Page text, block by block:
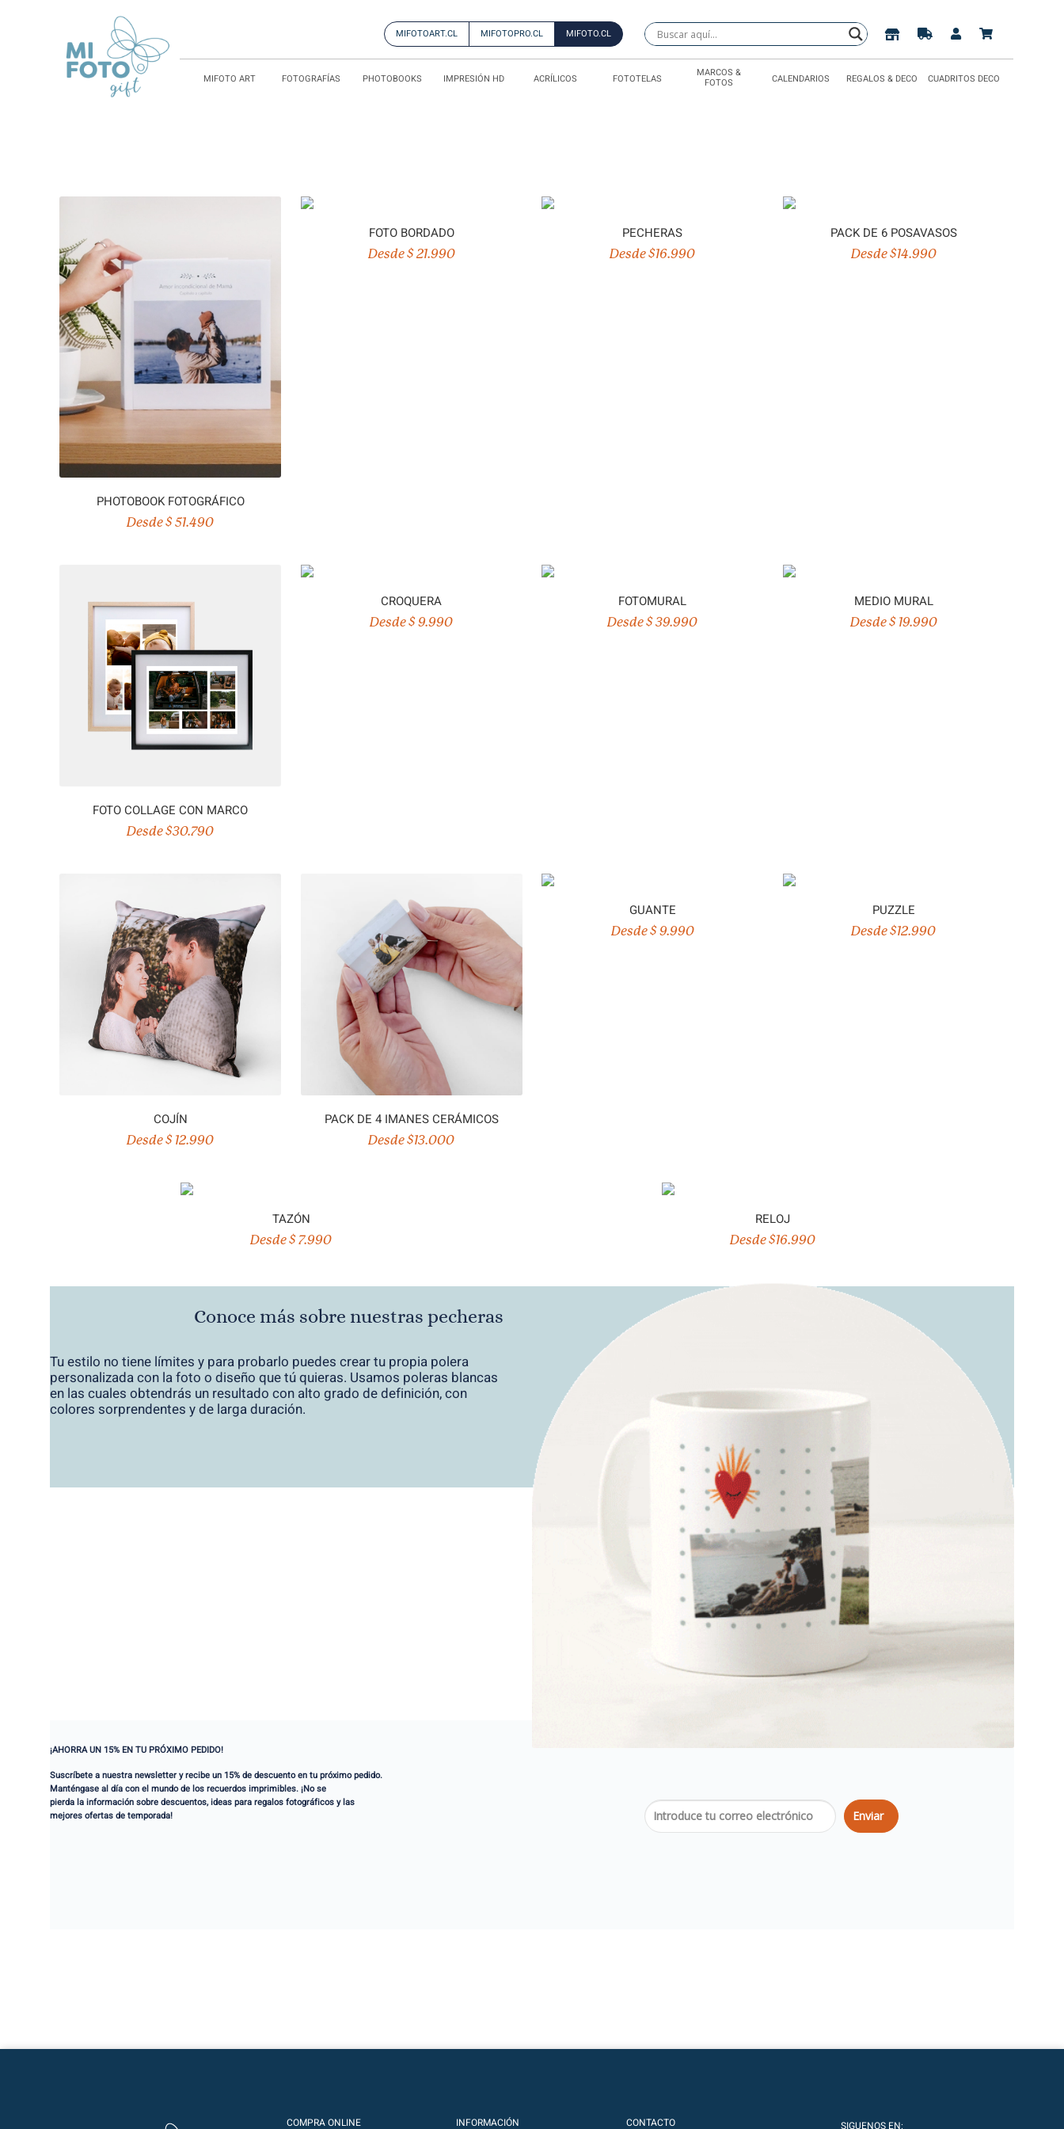
MIFOTOART.CL MIFOTOPRO.CL MIFOTO.CL
MIFOTO ART FOTOGRAFÍAS PHOTOBOOKS IMPRESIÓN HD ACRÍLICOS FOTOTELAS MARCOS &
FOTOS CALENDARIOS REGALOS & DECO CUADRITOS DECO
PHOTOBOOK FOTOGRÁFICO
Desde $ 51.490
FOTO BORDADO
Desde $ 21.990
PECHERAS
Desde $16.990
PACK DE 6 POSAVASOS
Desde $14.990
FOTO COLLAGE CON MARCO
Desde $30.790
CROQUERA
Desde $ 9.990
FOTOMURAL
Desde $ 39.990
MEDIO MURAL
Desde $ 19.990
COJÍN
Desde $ 12.990
PACK DE 4 IMANES CERÁMICOS
Desde $13.000
GUANTE
Desde $ 9.990
PUZZLE
Desde $12.990
TAZÓN
Desde $ 7.990
RELOJ
Desde $16.990
Conoce más sobre nuestras pecheras
Tu estilo no tiene límites y para probarlo puedes crear tu propia polera
personalizada con la foto o diseño que tú quieras. Usamos poleras blancas
en las cuales obtendrás un resultado con alto grado de definición, con
colores sorprendentes y de larga duración.
¡AHORRA UN 15% EN TU PRÓXIMO PEDIDO!
Suscríbete a nuestra newsletter y recibe un 15% de descuento en tu próximo pedido.
Manténgase al día con el mundo de los recuerdos imprimibles. ¡No se
pierda la información sobre descuentos, ideas para regalos fotográficos y las
mejores ofertas de temporada!
Enviar
COMPRA ONLINE INFORMACIÓN CONTACTO SIGUENOS EN: